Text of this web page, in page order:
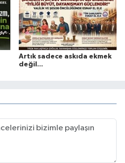
Artık sadece askıda ekmek
değil...